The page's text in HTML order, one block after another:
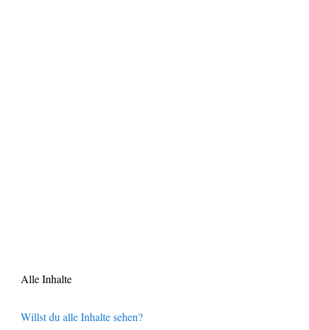
Alle Inhalte
Willst du alle Inhalte sehen?